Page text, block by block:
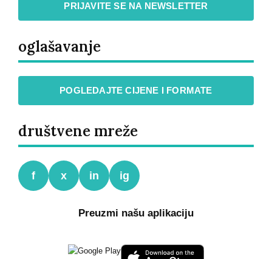
PRIJAVITE SE NA NEWSLETTER
oglašavanje
POGLEDAJTE CIJENE I FORMATE
društvene mreže
f x in ig
Preuzmi našu aplikaciju